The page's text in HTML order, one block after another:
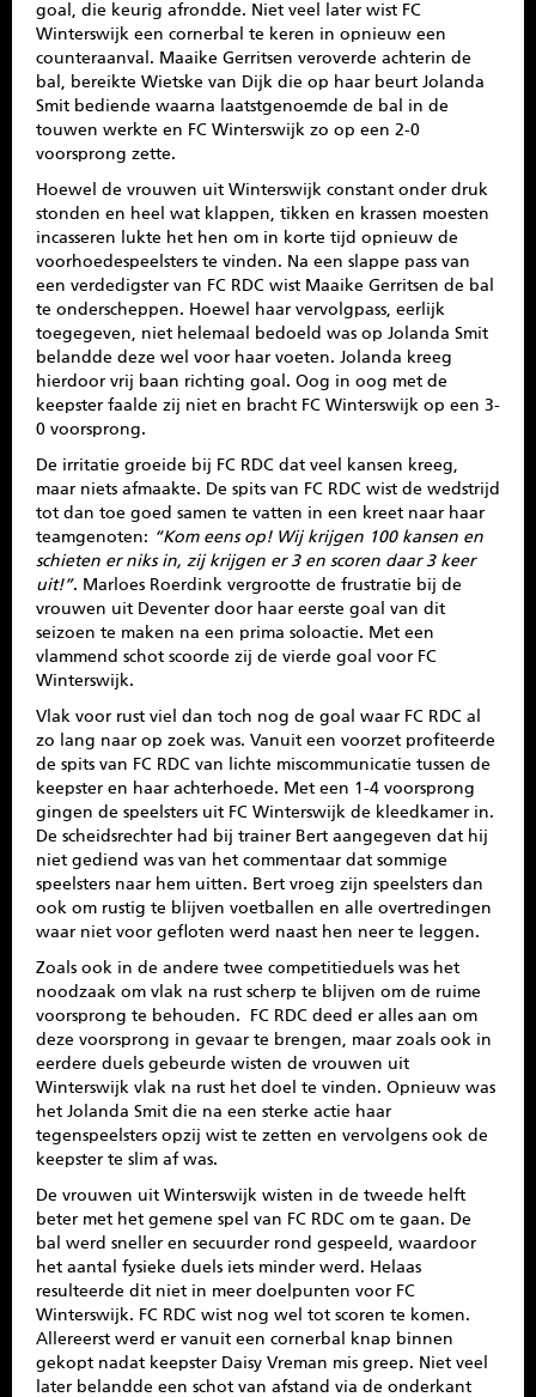
goal, die keurig afrondde. Niet veel later wist FC
Winterswijk een cornerbal te keren in opnieuw een
counteraanval. Maaike Gerritsen veroverde achterin de
bal, bereikte Wietske van Dijk die op haar beurt Jolanda
Smit bediende waarna laatstgenoemde de bal in de
touwen werkte en FC Winterswijk zo op een 2-0
voorsprong zette.
Hoewel de vrouwen uit Winterswijk constant onder druk
stonden en heel wat klappen, tikken en krassen moesten
incasseren lukte het hen om in korte tijd opnieuw de
voorhoedespeelsters te vinden. Na een slappe pass van
een verdedigster van FC RDC wist Maaike Gerritsen de bal
te onderscheppen. Hoewel haar vervolgpass, eerlijk
toegegeven, niet helemaal bedoeld was op Jolanda Smit
belandde deze wel voor haar voeten. Jolanda kreeg
hierdoor vrij baan richting goal. Oog in oog met de
keepster faalde zij niet en bracht FC Winterswijk op een 3-
0 voorsprong.
De irritatie groeide bij FC RDC dat veel kansen kreeg,
maar niets afmaakte. De spits van FC RDC wist de wedstrijd
tot dan toe goed samen te vatten in een kreet naar haar
teamgenoten: “Kom eens op! Wij krijgen 100 kansen en
schieten er niks in, zij krijgen er 3 en scoren daar 3 keer
uit!”. Marloes Roerdink vergrootte de frustratie bij de
vrouwen uit Deventer door haar eerste goal van dit
seizoen te maken na een prima soloactie. Met een
vlammend schot scoorde zij de vierde goal voor FC
Winterswijk.
Vlak voor rust viel dan toch nog de goal waar FC RDC al
zo lang naar op zoek was. Vanuit een voorzet profiteerde
de spits van FC RDC van lichte miscommunicatie tussen de
keepster en haar achterhoede. Met een 1-4 voorsprong
gingen de speelsters uit FC Winterswijk de kleedkamer in.
De scheidsrechter had bij trainer Bert aangegeven dat hij
niet gediend was van het commentaar dat sommige
speelsters naar hem uitten. Bert vroeg zijn speelsters dan
ook om rustig te blijven voetballen en alle overtredingen
waar niet voor gefloten werd naast hen neer te leggen.
Zoals ook in de andere twee competitieduels was het
noodzaak om vlak na rust scherp te blijven om de ruime
voorsprong te behouden. FC RDC deed er alles aan om
deze voorsprong in gevaar te brengen, maar zoals ook in
eerdere duels gebeurde wisten de vrouwen uit
Winterswijk vlak na rust het doel te vinden. Opnieuw was
het Jolanda Smit die na een sterke actie haar
tegenspeelsters opzij wist te zetten en vervolgens ook de
keepster te slim af was.
De vrouwen uit Winterswijk wisten in de tweede helft
beter met het gemene spel van FC RDC om te gaan. De
bal werd sneller en secuurder rond gespeeld, waardoor
het aantal fysieke duels iets minder werd. Helaas
resulteerde dit niet in meer doelpunten voor FC
Winterswijk. FC RDC wist nog wel tot scoren te komen.
Allereerst werd er vanuit een cornerbal knap binnen
gekopt nadat keepster Daisy Vreman mis greep. Niet veel
later belandde een schot van afstand via de onderkant